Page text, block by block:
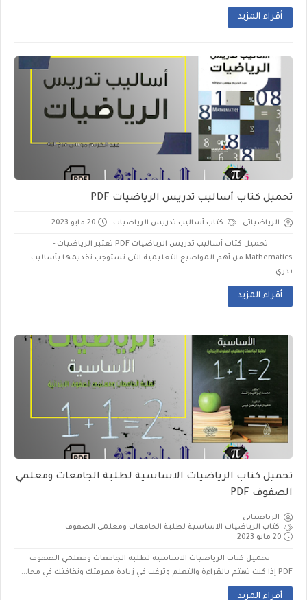
أقراء المزيد
تحميل كتاب أساليب تدريس الرياضيات PDF
الرياضياتى كتاب أساليب تدريس الرياضيات 20 مايو 2023
تحميل كتاب أساليب تدريس الرياضيات PDF تعتبر الرياضيات -
Mathematics من أهم المواضيع التعليمية التي تستوجب تقديمها بأساليب
تدري...
أقراء المزيد
تحميل كتاب الرياضيات الاساسية لطلبة الجامعات ومعلمي
الصفوف PDF
الرياضياتى
كتاب الرياضيات الاساسية لطلبة الجامعات ومعلمي الصفوف
20 مايو 2023
تحميل كتاب الرياضيات الاساسية لطلبة الجامعات ومعلمي الصفوف
PDF إذا كنت تهتم بالقراءة والتعلم وترغب في زيادة معرفتك وثقافتك في مجا...
أقراء المزيد